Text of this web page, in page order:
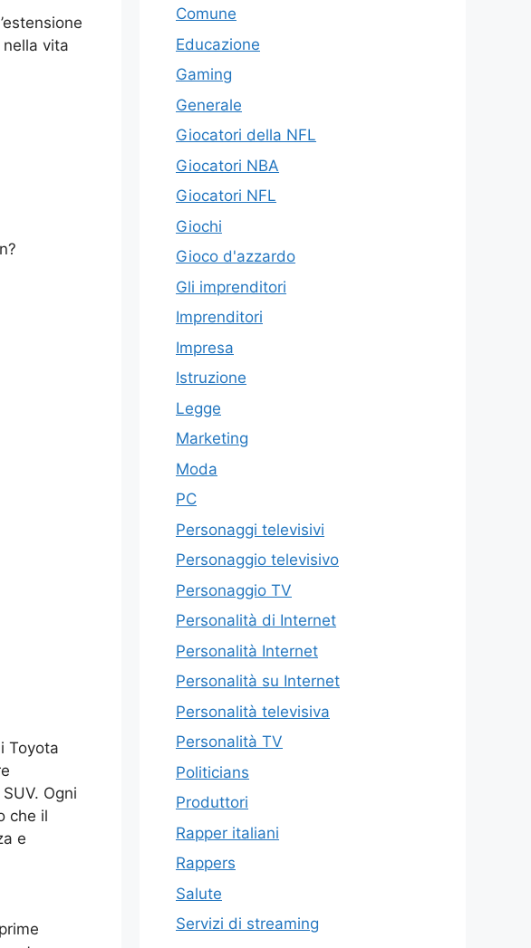
vita
Toyota
Ogni
che il
e
Comune
Educazione
Gaming
Generale
Giocatori della NFL
Giocatori NBA
Giocatori NFL
Giochi
Gioco d'azzardo
Gli imprenditori
Imprenditori
Impresa
Istruzione
Legge
Marketing
Moda
PC
Personaggi televisivi
Personaggio televisivo
Personaggio TV
Personalità di Internet
Personalità Internet
Personalità su Internet
Personalità televisiva
Personalità TV
Politicians
Produttori
Rapper italiani
Rappers
Salute
Servizi di streaming